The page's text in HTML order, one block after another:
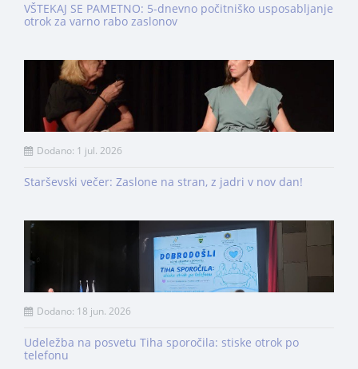
VŠTEKAJ SE PAMETNO: 5-dnevno počitniško usposabljanje
otrok za varno rabo zaslonov
Dodano: 1 jul. 2026
Starševski večer: Zaslone na stran, z jadri v nov dan!
Dodano: 18 jun. 2026
Udeležba na posvetu Tiha sporočila: stiske otrok po
telefonu